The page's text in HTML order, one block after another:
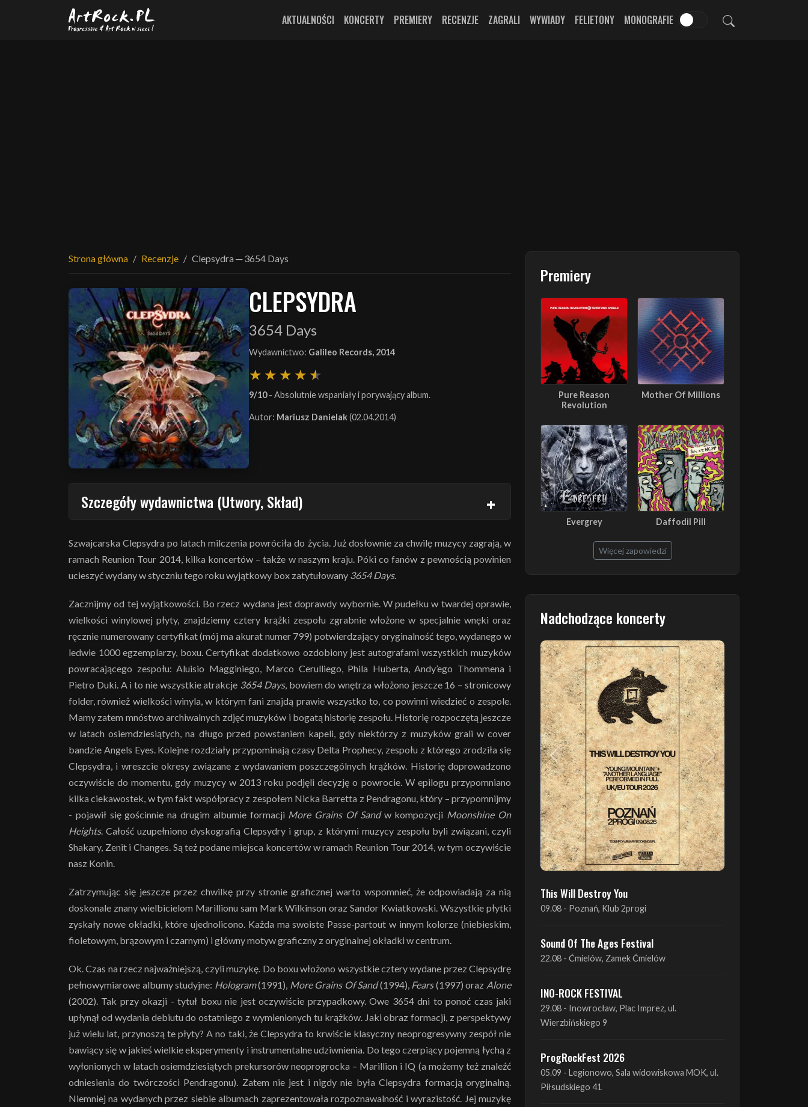
Przejdź do treści głównej
AKTUALNOŚCI KONCERTY PREMIERY RECENZJE ZAGRALI WYWIADY FELIETONY MONOGRAFIE
Strona główna Recenzje Clepsydra ─ 3654 Days
CLEPSYDRA
3654 Days
Wydawnictwo: Galileo Records, 2014
9/10- Absolutnie wspaniały i porywający album.
Autor: Mariusz Danielak(02.04.2014)
Szczegóły wydawnictwa (Utwory, Skład)
Szwajcarska Clepsydra po latach milczenia powróciła do życia. Już dosłownie za chwilę muzycy zagrają, w
ramach Reunion Tour 2014, kilka koncertów – także w naszym kraju. Póki co fanów z pewnością powinien
ucieszyć wydany w styczniu tego roku wyjątkowy box zatytułowany 3654 Days.
Zacznijmy od tej wyjątkowości. Bo rzecz wydana jest doprawdy wybornie. W pudełku w twardej oprawie,
wielkości winylowej płyty, znajdziemy cztery krążki zespołu zgrabnie włożone w specjalnie wnęki oraz
ręcznie numerowany certyfikat (mój ma akurat numer 799) potwierdzający oryginalność tego, wydanego w
ledwie 1000 egzemplarzy, boxu. Certyfikat dodatkowo ozdobiony jest autografami wszystkich muzyków
powracającego zespołu: Aluisio Magginiego, Marco Cerulliego, Phila Huberta, Andy’ego Thommena i
Pietro Duki. A i to nie wszystkie atrakcje 3654 Days, bowiem do wnętrza włożono jeszcze 16 – stronicowy
folder, również wielkości winyla, w którym fani znajdą prawie wszystko to, co powinni wiedzieć o zespole.
Mamy zatem mnóstwo archiwalnych zdjęć muzyków i bogatą historię zespołu. Historię rozpoczętą jeszcze
w latach osiemdziesiątych, na długo przed powstaniem kapeli, gdy niektórzy z muzyków grali w cover
bandzie Angels Eyes. Kolejne rozdziały przypominają czasy Delta Prophecy, zespołu z którego zrodziła się
Clepsydra, i wreszcie okresy związane z wydawaniem poszczególnych krążków. Historię doprowadzono
oczywiście do momentu, gdy muzycy w 2013 roku podjęli decyzję o powrocie. W epilogu przypomniano
kilka ciekawostek, w tym fakt współpracy z zespołem Nicka Barretta z Pendragonu, który – przypomnijmy
- pojawił się gościnnie na drugim albumie formacji More Grains Of Sandw kompozycji Moonshine On
Heights. Całość uzupełniono dyskografią Clepsydry i grup, z którymi muzycy zespołu byli związani, czyli
Shakary, Zenit i Changes. Są też podane miejsca koncertów w ramach Reunion Tour 2014, w tym oczywiście
nasz Konin.
Zatrzymując się jeszcze przez chwilkę przy stronie graficznej warto wspomnieć, że odpowiadają za nią
doskonale znany wielbicielom Marillionu sam Mark Wilkinson oraz Sandor Kwiatkowski. Wszystkie płytki
zyskały nowe okładki, które ujednolicono. Każda ma swoiste Passe-partout w innym kolorze (niebieskim,
fioletowym, brązowym i czarnym) i główny motyw graficzny z oryginalnej okładki w centrum.
Ok. Czas na rzecz najważniejszą, czyli muzykę. Do boxu włożono wszystkie cztery wydane przez Clepsydrę
pełnowymiarowe albumy studyjne: Hologram(1991), More Grains Of Sand(1994), Fears(1997) oraz Alone
(2002). Tak przy okazji - tytuł boxu nie jest oczywiście przypadkowy. Owe 3654 dni to ponoć czas jaki
upłynął od wydania debiutu do ostatniego z wymienionych tu krążków. Jaki obraz formacji, z perspektywy
już wielu lat, przynoszą te płyty? A no taki, że Clepsydra to krwiście klasyczny neoprogresywny zespół nie
bawiący się w jakieś wielkie eksperymenty i instrumentalne udziwnienia. Do tego czerpiący pojemną łychą z
wyłonionych w latach osiemdziesiątych prekursorów neoprogrocka – Marillion i IQ (a możemy też znaleźć
odniesienia do twórczości Pendragonu). Zatem nie jest i nigdy nie była Clepsydra formacją oryginalną.
Niemniej na wydanych przez siebie albumach zaprezentowała rozpoznawalność i wyrazistość. Jej muzykę
Premiery
Pure Reason
Revolution
Mother Of Millions
Evergrey Daffodil Pill
Więcej zapowiedzi
Nadchodzące koncerty
Poprzedni Następny
This Will Destroy You
09.08 - Poznań, Klub 2progi
Sound Of The Ages Festival
22.08 - Ćmielów, Zamek Ćmielów
INO-ROCK FESTIVAL
29.08 - Inowrocław, Plac Imprez, ul.
Wierzbińskiego 9
ProgRockFest 2026
05.09 - Legionowo, Sala widowiskowa MOK, ul.
Piłsudskiego 41